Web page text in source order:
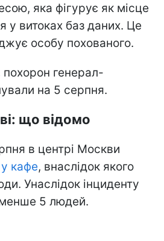
яка фігурує як місце
у витоках баз даних. Це
особу похованого.
генерал-
на 5 серпня.
що відомо
в центрі Москви
кафе, внаслідок якого
Унаслідок інциденту
5 людей.